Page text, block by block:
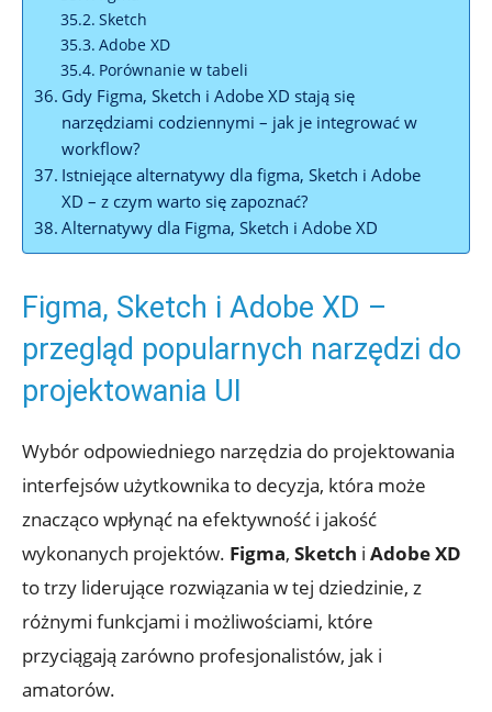
Sketch
Adobe XD
Porównanie w⁤ tabeli
Gdy Figma, Sketch i ‌Adobe XD stają​ się⁢
narzędziami ‍codziennymi – jak je⁢ integrować w
workflow?
Istniejące alternatywy dla figma, Sketch i ‌Adobe
XD‌ – z czym ‍warto się zapoznać?
Alternatywy dla Figma,​ Sketch i Adobe‌ XD
Figma,‍ Sketch i ⁢Adobe XD‌ –
przegląd​ popularnych‌ narzędzi do
projektowania UI
Wybór odpowiedniego narzędzia⁤ do projektowania​
interfejsów użytkownika to ⁢decyzja, która może
znacząco⁤ wpłynąć na efektywność ‍i ⁣jakość
wykonanych projektów. Figma, Sketch i Adobe ⁢XD
to trzy liderujące⁣ rozwiązania w tej⁢ dziedzinie, ‌z
różnymi ⁤funkcjami i możliwościami, które
przyciągają zarówno profesjonalistów,​ jak ‌i‍
amatorów.